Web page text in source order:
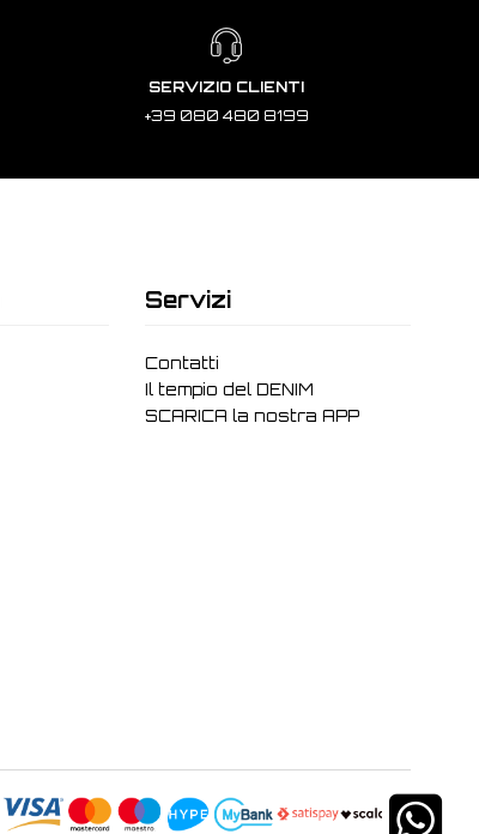
SERVIZIO CLIENTI
+39 080 480 8199
Servizi
Contatti
Il tempio del DENIM
SCARICA la nostra APP